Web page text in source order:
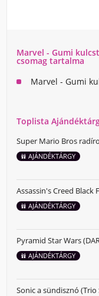
Marvel - Gumi
csomag tartalma
Marvel - Gumi
Toplista
Super Mario Bros
AJÁNDÉKTÁRGY
Assassin's Creed Black
AJÁNDÉKTÁRGY
Pyramid Star Wars
AJÁNDÉKTÁRGY
Sonic a sündisznó